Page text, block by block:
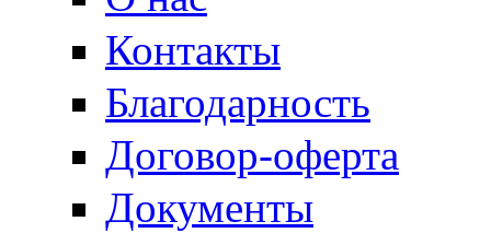
Контакты
Благодарность
Договор-оферта
Документы